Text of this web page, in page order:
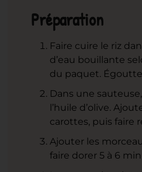
Préparation
Faire cuire le riz
d’eau bouillante
du paquet.
Dans une
l’huile d’olive.
carottes, puis faire
Ajouter les
faire dorer 5 à 6